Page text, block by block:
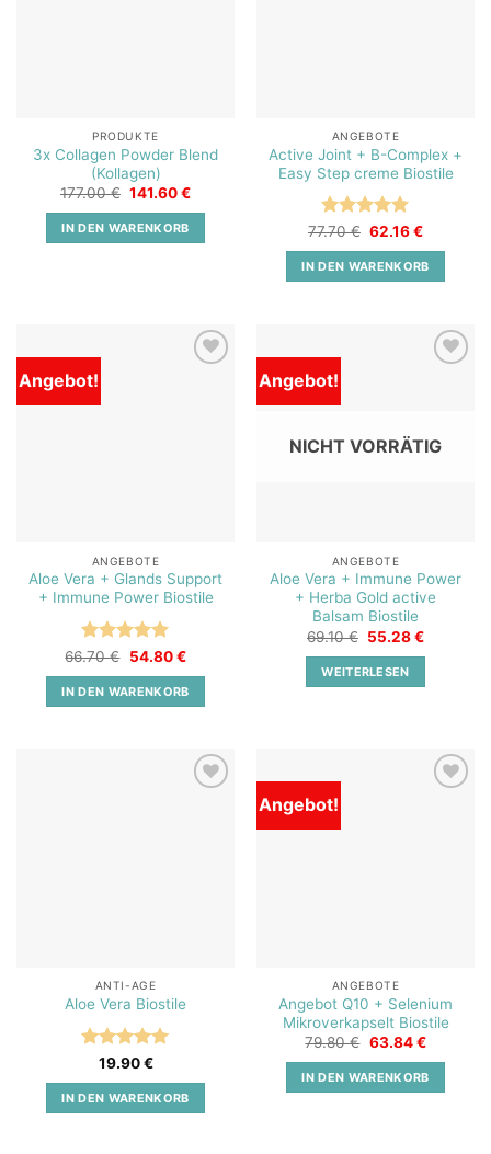
PRODUKTE
3x Collagen Powder Blend
(Kollagen)
177.00€ Ursprünglicher
war:
177.00 €
141.60€Aktueller
IN DEN WARENKORB
ANGEBOTE
Active Joint + B-Complex +
Easy Step creme Biostile
Bewertet
mit5von
5
77.70€ Ursprünglicher
war:
77.70 €
62.16€Aktueller
ist:
62.16 €.
IN DEN WARENKORB
Angebot!
ANGEBOTE
Aloe Vera + Glands Support
+ Immune Power Biostile
Bewertet
mit5von
5
66.70€ Ursprünglicher
war:
66.70 €
54.80€Aktueller
ist:
54.80 €.
IN DEN WARENKORB
Angebot!
NICHT VORRÄTIG
ANGEBOTE
Aloe Vera + Immune Power
+ Herba Gold active
Balsam Biostile
69.10€ Ursprünglicher
war:
69.10 €
55.28€Aktueller
WEITERLESEN
ANTI-AGE
Aloe Vera Biostile
Bewertet
mit5von
5
19.90€
IN DEN WARENKORB
Angebot!
ANGEBOTE
Angebot Q10 + Selenium
Mikroverkapselt Biostile
79.80€ Ursprünglicher
war:
79.80 €
63.84€Aktueller
ist:
63.84 €.
IN DEN WARENKORB